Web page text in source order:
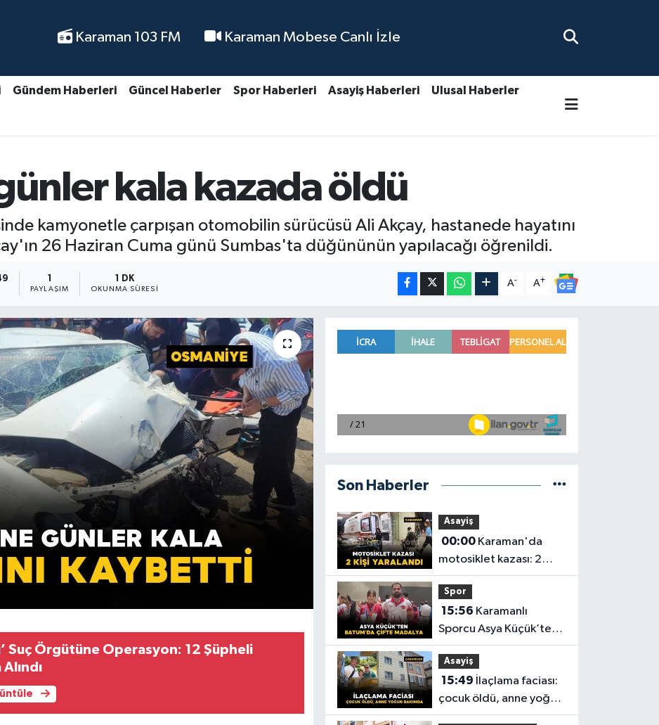
Karaman 103 FM Karaman Mobese Canlı İzle
Gündem Haberleri Güncel Haberler Spor Haberleri Asayiş Haberleri Ulusal Haberler
kala kazada öldü
kamyonetle çarpışan otomobilin sürücüsü Ali Akçay, hastanede hayatını
26 Haziran Cuma günü Sumbas'ta düğününün yapılacağı öğrenildi.
1
PAYLAŞIM
1 DK
OKUNMA SÜRESI
A- A+
Suç Örgütüne Operasyon: 12 Şüpheli
Son Haberler
Asayiş
00:00Karaman'da
motosiklet kazası: 2
yaralı
Spor
15:56
Sporcu Asya Küçük’ten
Batum’da Çifte Madalya
Asayiş
15:49
çocuk öldü, anne yoğun
bakımda